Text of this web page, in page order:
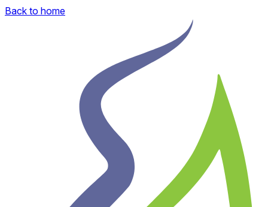
Back to home